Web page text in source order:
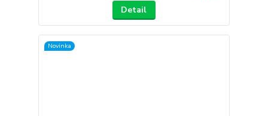
Detail
Novinka